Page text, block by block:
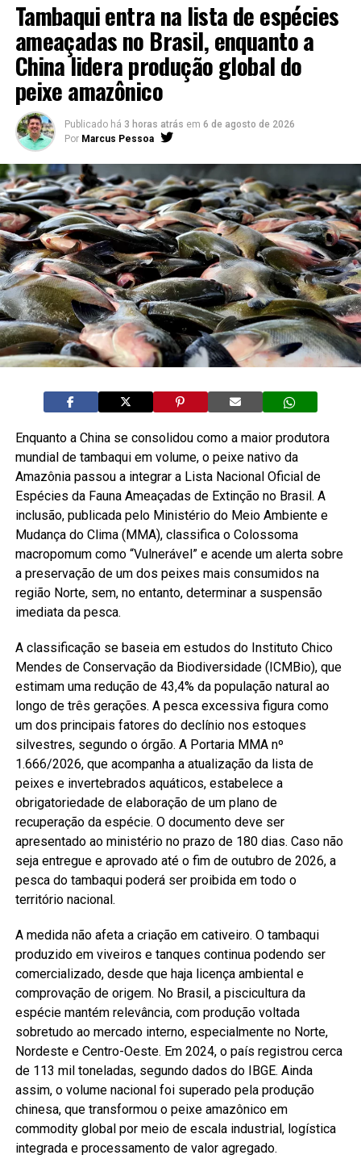
Tambaqui entra na lista de espécies
ameaçadas no Brasil, enquanto a
China lidera produção global do
peixe amazônico
Publicado há 3 horas atrás em 6 de agosto de 2026
Por Marcus Pessoa
Enquanto a China se consolidou como a maior produtora
mundial de tambaqui em volume, o peixe nativo da
Amazônia passou a integrar a Lista Nacional Oficial de
Espécies da Fauna Ameaçadas de Extinção no Brasil. A
inclusão, publicada pelo Ministério do Meio Ambiente e
Mudança do Clima (MMA), classifica o Colossoma
macropomum como “Vulnerável” e acende um alerta sobre
a preservação de um dos peixes mais consumidos na
região Norte, sem, no entanto, determinar a suspensão
imediata da pesca.
A classificação se baseia em estudos do Instituto Chico
Mendes de Conservação da Biodiversidade (ICMBio), que
estimam uma redução de 43,4% da população natural ao
longo de três gerações. A pesca excessiva figura como
um dos principais fatores do declínio nos estoques
silvestres, segundo o órgão. A Portaria MMA nº
1.666/2026, que acompanha a atualização da lista de
peixes e invertebrados aquáticos, estabelece a
obrigatoriedade de elaboração de um plano de
recuperação da espécie. O documento deve ser
apresentado ao ministério no prazo de 180 dias. Caso não
seja entregue e aprovado até o fim de outubro de 2026, a
pesca do tambaqui poderá ser proibida em todo o
território nacional.
A medida não afeta a criação em cativeiro. O tambaqui
produzido em viveiros e tanques continua podendo ser
comercializado, desde que haja licença ambiental e
comprovação de origem. No Brasil, a piscicultura da
espécie mantém relevância, com produção voltada
sobretudo ao mercado interno, especialmente no Norte,
Nordeste e Centro-Oeste. Em 2024, o país registrou cerca
de 113 mil toneladas, segundo dados do IBGE. Ainda
assim, o volume nacional foi superado pela produção
chinesa, que transformou o peixe amazônico em
commodity global por meio de escala industrial, logística
integrada e processamento de valor agregado.